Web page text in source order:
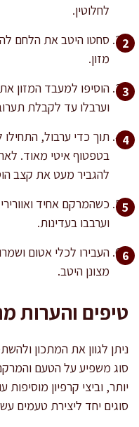
לחלוטין.
סחטו היטב את הלחם
מזון.
הוסיפו למעבד המזון
וערבלו עד לקבלת
תוך כדי ערבול,
בטפטוף איטי מאוד.
להגביר מעט את קצב
כשהמרקם אחיד
וערבבו בעדינות.
העבירו לכלי אטום
מצונן היטב.
טיפים והערות
ניתן לגוון את המתכון
סוג משפיע על הטעם
יותר, וביצי קרפיון
סוגים יחד ליצירת טעמים